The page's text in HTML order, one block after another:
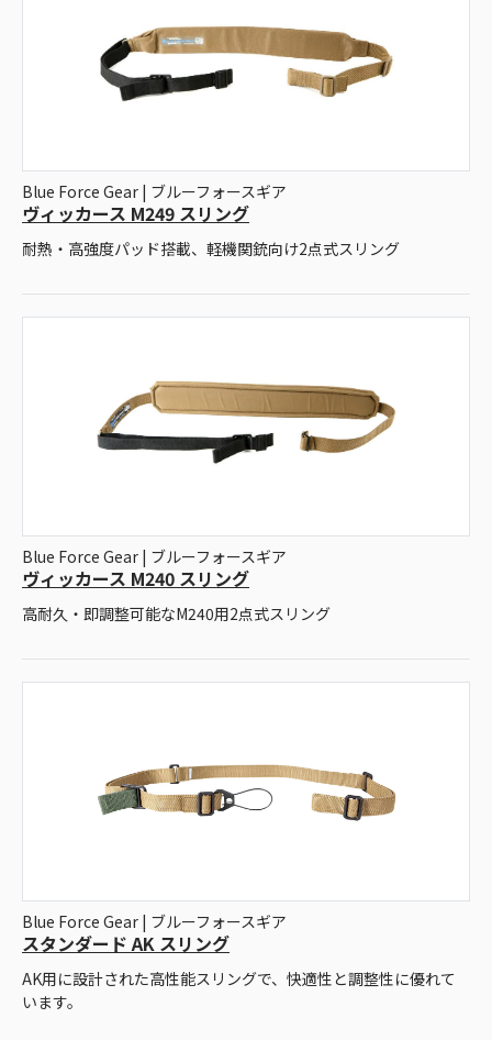
Blue Force Gear | ブルーフォースギア
ヴィッカース M249 スリング
耐熱・高強度パッド搭載、軽機関銃向け2点式スリング
Blue Force Gear | ブルーフォースギア
ヴィッカース M240 スリング
高耐久・即調整可能なM240用2点式スリング
Blue Force Gear | ブルーフォースギア
スタンダード AK スリング
AK用に設計された高性能スリングで、快適性と調整性に優れて
います。